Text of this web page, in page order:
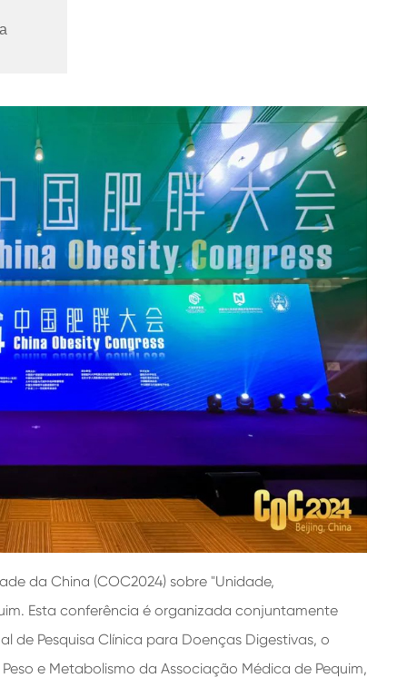
da China (COC2024) sobre "Unidade,
Esta conferência é organizada conjuntamente
de Pesquisa Clínica para Doenças Digestivas, o
e Metabolismo da Associação Médica de Pequim,